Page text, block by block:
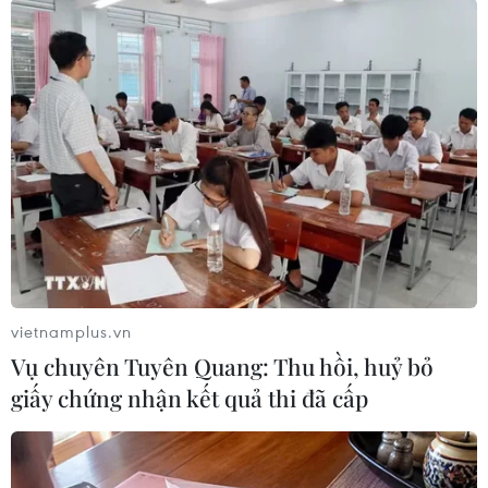
#Australia #Cá mập #Nạn nhân
#Cảnh sát
Australia
Mỹ
Theo dõi VietnamPlus
vietnamplus.vn
Vụ chuyên Tuyên Quang: Thu hồi, huỷ bỏ
giấy chứng nhận kết quả thi đã cấp